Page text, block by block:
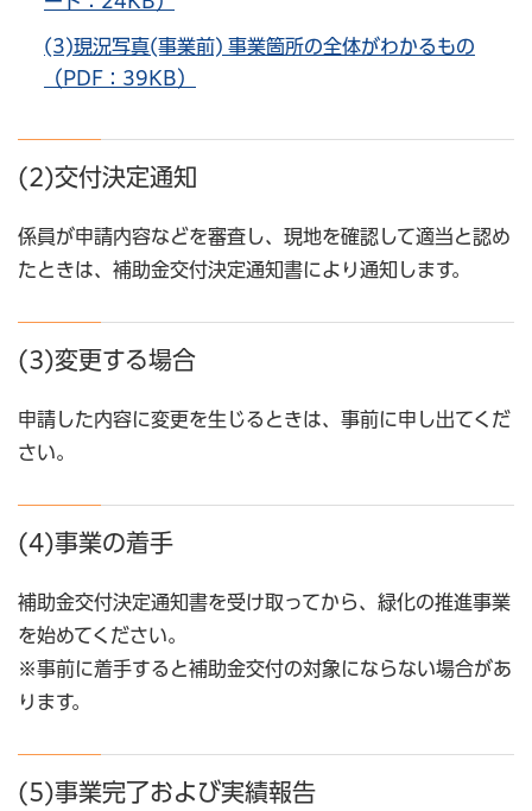
(3)現況写真(事業前) 事業箇所の全体がわかるもの
（PDF：39KB）
(2)交付決定通知
係員が申請内容などを審査し、現地を確認して適当と認め
たときは、補助金交付決定通知書により通知します。
(3)変更する場合
申請した内容に変更を生じるときは、事前に申し出てくだ
さい。
(4)事業の着手
補助金交付決定通知書を受け取ってから、緑化の推進事業
を始めてください。
※事前に着手すると補助金交付の対象にならない場合があ
ります。
(5)事業完了および実績報告